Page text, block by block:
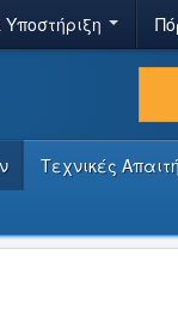
Υποστήριξη
Τεχνικές